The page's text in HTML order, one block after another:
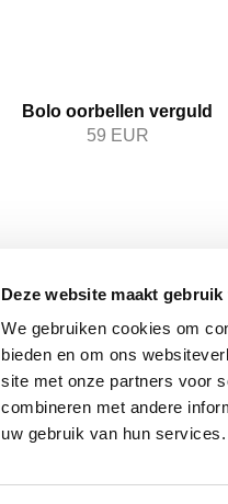
Deze website maakt
We gebruiken cookies om
bieden en om ons
site met onze partners voor
combineren met andere
uw gebruik van hun services.
Bolo oorbellen verguld
59 EUR
BEDRIJFSMIDDELEN
Over ons
Privacyverklaring
Algemene voorwaarden